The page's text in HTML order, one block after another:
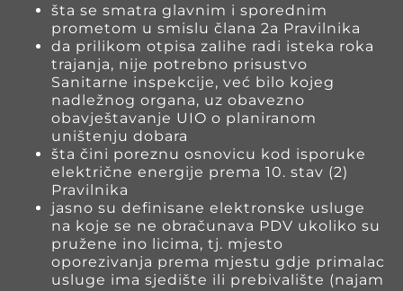
šta se smatra glavnim i sporednim
prometom u smislu člana 2a Pravilnika
da prilikom otpisa zalihe radi isteka roka
trajanja, nije potrebno prisustvo
Sanitarne inspekcije, već bilo kojeg
nadležnog organa, uz obavezno
obavještavanje UIO o planiranom
uništenju dobara
šta čini poreznu osnovicu kod isporuke
električne energije prema 10. stav (2)
Pravilnika
jasno su definisane elektronske usluge
na koje se ne obračunava PDV ukoliko su
pružene ino licima, tj. mjesto
oporezivanja prema mjestu gdje primalac
usluge ima sjedište ili prebivalište (najam